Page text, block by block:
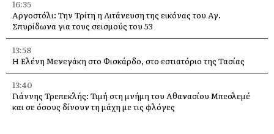
16:35
Αργοστόλι: Την Τρίτη η Λιτάνευση της εικόνας του Αγ.
Σπυρίδωνα για τους σεισμούς του 53
13:58
Η Ελένη Μενεγάκη στο Φισκάρδο, στο εστιατόριο της Τασίας
13:40
Γιάννης Τρεπεκλής: Τιμή στη μνήμη του Αθανασίου Μπεσλεμέ
και σε όσους δίνουν τη μάχη με τις φλόγες